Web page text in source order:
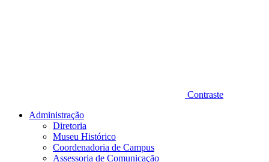
Contraste
Administração
Diretoria
Museu Histórico
Coordenadoria de Campus
Assessoria de Comunicação